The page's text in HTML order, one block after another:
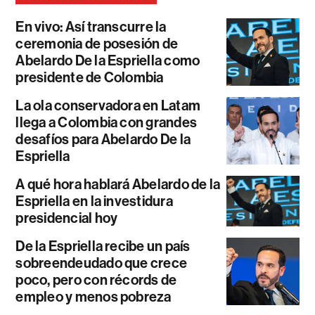
En vivo: Así transcurre la
ceremonia de posesión de
Abelardo De la Espriella como
presidente de Colombia
La ola conservadora en Latam
llega a Colombia con grandes
desafíos para Abelardo De la
Espriella
A qué hora hablará Abelardo de la
Espriella en la investidura
presidencial hoy
De la Espriella recibe un país
sobreendeudado que crece
poco, pero con récords de
empleo y menos pobreza